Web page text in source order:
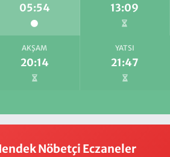
05:54 13:09
AKŞAM
20:14
YATSI
21:47
Nöbetçi Eczaneler